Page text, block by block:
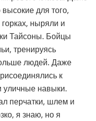
для того,
ныряли и
Тайсоны. Бойцы
тренируясь
людей. Даже
к
уличные навыки.
перчатки, шлем и
я знаю, но я